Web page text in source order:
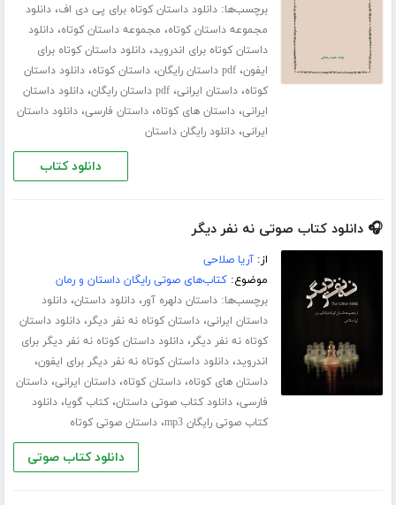
برچسب‌ها:دانلود داستان کوتاه برای پی دی اف،دانلود
مجموعه داستان کوتاه، مجموعه داستان کوتاه،دانلود
داستان کوتاه برای اندروید،دانلود داستان کوتاه برای
ایفون،pdf داستان رایگان ،داستان کوتاه،دانلود داستان
کوتاه،داستان ایرانی،pdf داستان رایگان ،دانلود داستان
ایرانی،داستان های کوتاه،داستان فارسی،دانلود داستان
ایرانی،دانلود رایگان داستان
دانلود کتاب
🎧 دانلود کتاب صوتی نه نفر دیگر
از:آریا صلاحی
موضوع:کتاب‌های صوتی رایگان داستان و رمان
برچسب‌ها:داستان دلهره آور،دانلود داستان،دانلود
داستان ایرانی،داستان کوتاه نه نفر دیگر،دانلود داستان
کوتاه نه نفر دیگر،دانلود داستان کوتاه نه نفر دیگر برای
اندروید،دانلود داستان کوتاه نه نفر دیگر برای ایفون،
داستان های کوتاه،داستان کوتاه،داستان ایرانی،داستان
فارسی،دانلود کتاب صوتی داستان،کتاب گویا،دانلود
کتاب صوتی رایگان mp3
،داستان صوتی کوتاه
دانلود کتاب صوتی